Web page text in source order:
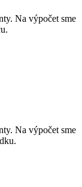
Na výpočet sme
Na výpočet sme